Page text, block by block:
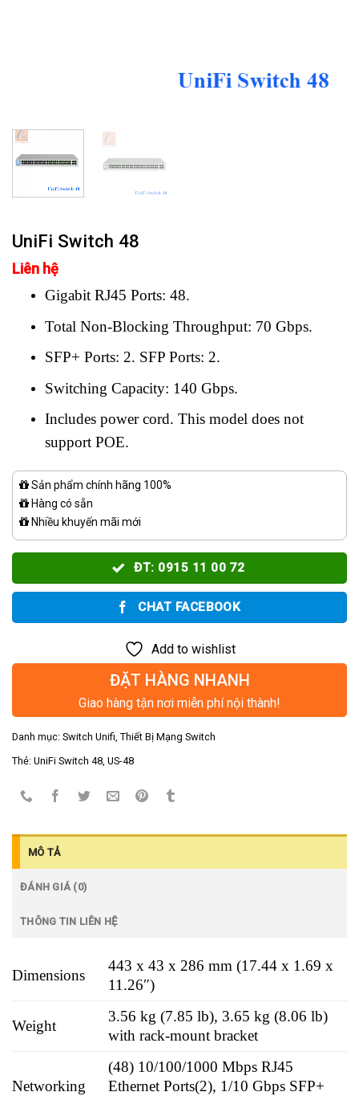
UniFi Switch 48
Liên hệ
Gigabit RJ45 Ports: 48.
Total Non-Blocking Throughput: 70 Gbps.
SFP+ Ports: 2. SFP Ports: 2.
Switching Capacity: 140 Gbps.
Includes power cord. This model does not
support POE.
Sản phẩm chính hãng 100%
Hàng có sẵn
Nhiều khuyến mãi mới
ĐT: 0915 11 00 72
CHAT FACEBOOK
Add to wishlist
ĐẶT HÀNG NHANH
Giao hàng tận nơi miễn phí nội thành!
Danh mục: Switch Unifi, Thiết Bị Mạng Switch
Thẻ: UniFi Switch 48, US-48
MÔ TẢ
ĐÁNH GIÁ (0)
THÔNG TIN LIÊN HỆ
Dimensions
443 x 43 x 286 mm (17.44 x 1.69 x
11.26″)
Weight
3.56 kg (7.85 lb), 3.65 kg (8.06 lb)
with rack-mount bracket
Networking
(48) 10/100/1000 Mbps RJ45
Ethernet Ports(2), 1/10 Gbps SFP+